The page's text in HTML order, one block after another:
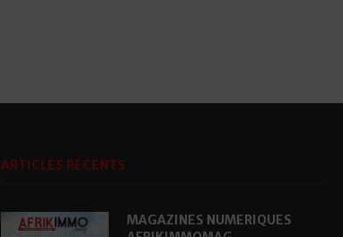
ARTICLES RÉCENTS
MAGAZINES NUMERIQUES